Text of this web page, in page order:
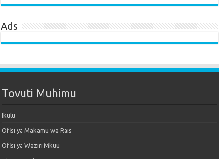
Ads
Tovuti Muhimu
Ikulu
Ofisi ya Makamu wa Rais
Ofisi ya Waziri Mkuu